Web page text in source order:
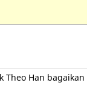
Han